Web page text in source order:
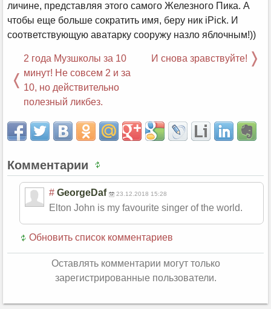
личине, представляя этого самого Железного Пика. А
чтобы еще больше сократить имя, беру ник iPick. И
соответствующую аватарку сооружу назло яблочным!))
2 года Музшколы за 10
минут! Не совсем 2 и за
10, но действительно
полезный ликбез.
И снова зравствуйте!
Комментарии
# GeorgeDaf 23.12.2018 15:28
Elton John is my favourite singer of the world.
Обновить список комментариев
Оставлять комментарии могут только
зарегистрированные пользователи.